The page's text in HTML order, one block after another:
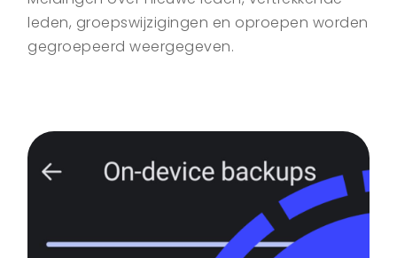
leden, groepswijzigingen en oproepen worden
gegroepeerd weergegeven.